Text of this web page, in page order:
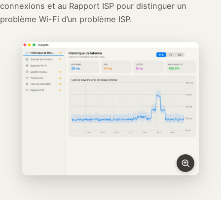
connexions et au Rapport ISP pour distinguer un
problème Wi-Fi d’un problème ISP.